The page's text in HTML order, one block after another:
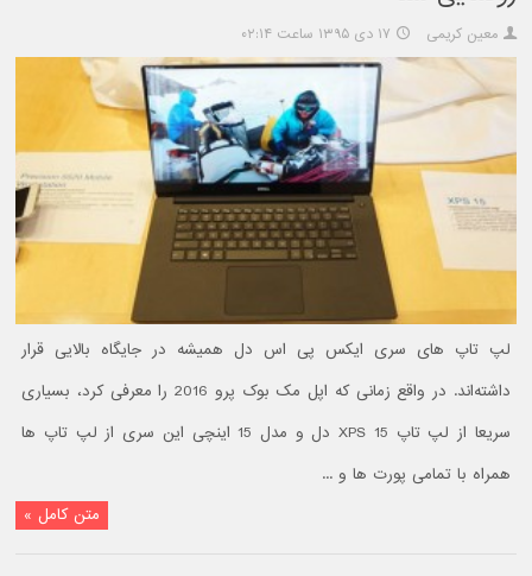
معین کریمی ۱۷ دی ۱۳۹۵ ساعت ۰۲:۱۴
لپ تاپ های سری ایکس پی اس دل همیشه در جایگاه بالایی قرار
داشته‌اند. در واقع زمانی که اپل مک بوک پرو 2016 را معرفی کرد، بسیاری
سریعا از لپ تاپ XPS 15 دل و مدل 15 اینچی این سری از لپ تاپ ها
همراه با تمامی پورت ها و ...
متن کامل »